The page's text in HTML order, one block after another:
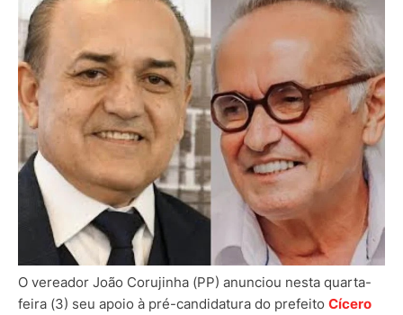
O vereador João Corujinha (PP) anunciou nesta quarta-
feira (3) seu apoio à pré-candidatura do prefeito Cícero